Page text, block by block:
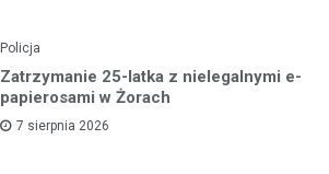
Policja
Zatrzymanie 25-latka z nielegalnymi e-
papierosami w Żorach
7 sierpnia 2026